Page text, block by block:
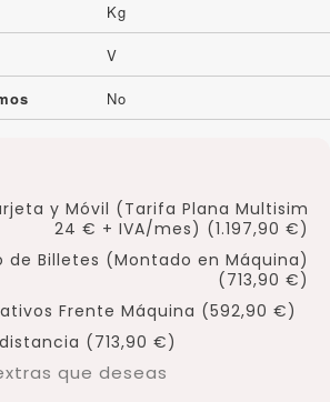
Kg
V
No
y Móvil (Tarifa Plana Multisim
24 € + IVA/mes) (1.197,90 €)
de Billetes (Montado en Máquina)
(713,90 €)
Frente Máquina (592,90 €)
(713,90 €)
que deseas